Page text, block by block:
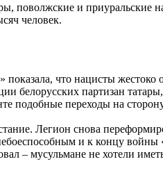
поволжские и приуральские
человек.
что нацисты
белорусских партизан
переходы на
Легион снова
и к концу
– мусульмане не хотели